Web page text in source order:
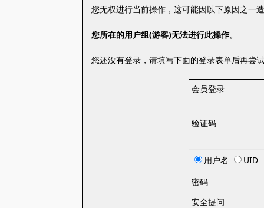
您无权进行当前操作，这可能因以下原因之一
您所在的用户组(游客)无法进行此操作。
您还没有登录，请填写下面的登录表单后再尝
会员登录
验证码
用户名
UID
密码
安全提问